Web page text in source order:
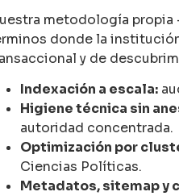
metodología propia
donde la
y de
Indexación a escala:
Higiene técnica sin
autoridad concentrada.
Optimización por
Ciencias Políticas.
Metadatos, sitemap y